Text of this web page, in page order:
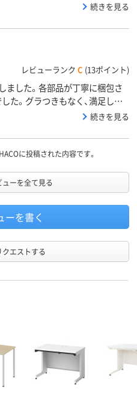
続きを見る
レビューランク C (13ポイント)
ました。各部品が丁寧に梱包さ
た。グラつきもなく、満足して
少し違いますが、落ち着いたコ
続きを見る
に投稿された内容です。
ューを全て見る
ーを書く
クエストする